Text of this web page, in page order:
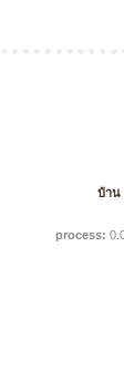
บ้าน
process: